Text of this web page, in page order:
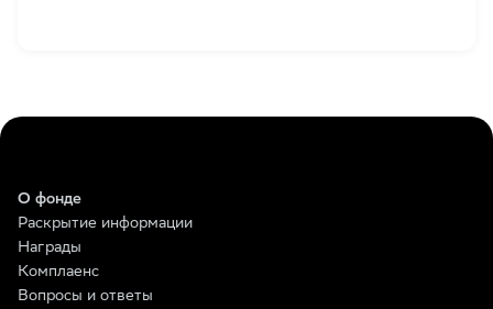
О фонде
Раскрытие информации
Награды
Комплаенс
Вопросы и ответы